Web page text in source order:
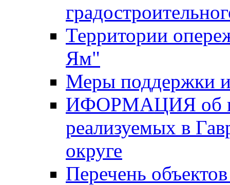
Территории
Ям"
Меры поддержки
ИФОРМАЦИЯ об
реализуемых в
округе
Перечень